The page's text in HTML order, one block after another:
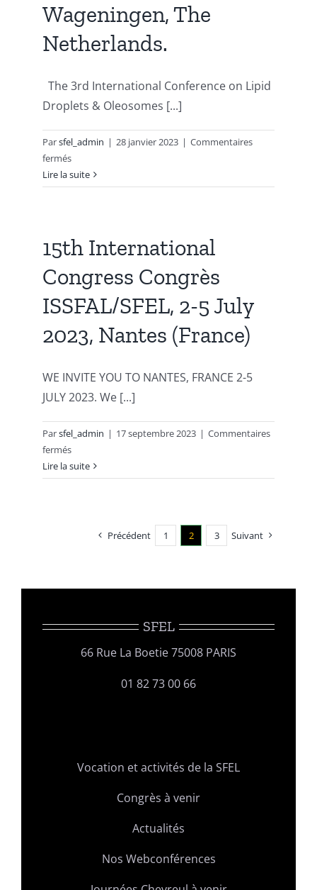
Dana
Point,
Calif
Wageningen, The
Netherlands.
The 3rd International Conference on Lipid
Droplets & Oleosomes [...]
Parsfel_admin | 28 janvier 2023 | Commentaires
ferméssur
3rd
International
Lipid
Droplets
&
Oleosomes,
22
23
The
Netherlands.
Lire la suite
15th International
Congress Congrès
ISSFAL/SFEL, 2-5 July
2023, Nantes (France)
WE INVITE YOU TO NANTES, FRANCE 2-5
JULY 2023. We [...]
Parsfel_admin | 17 septembre 2023 | Commentaires
ferméssur
15th
International
ISSFAL/SFEL,
(France)
Lire la suite
Précédent 1 2 3 Suivant
SFEL
66 Rue La Boetie 75008 PARIS
01 82 73 00 66
Vocation et activités de la SFEL
Congrès à venir
Actualités
Nos Webconférences